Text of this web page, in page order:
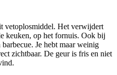
vetoplosmiddel. Het verwijdert
keuken, op het fornuis. Ook bij
Je hebt maar weinig
zichtbaar. De geur is fris en niet